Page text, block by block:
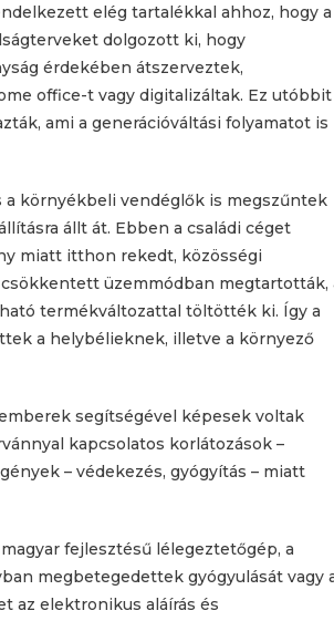
elég tartalékkal ahhoz, hogy a
dolgozott ki, hogy
érdekében átszerveztek,
office-t vagy digitalizáltak. Ez utóbbit
ami a generációváltási folyamatot is
a környékbeli vendéglők is megszűntek
állt át. Ebben a családi céget
miatt itthon rekedt, közösségi
üzemmódban megtartották,
termékváltozattal töltötték ki. Így a
a helybélieknek, illetve a környező
segítségével képesek voltak
kapcsolatos korlátozások –
– védekezés, gyógyítás – miatt
fejlesztésű lélegeztetőgép, a
megbetegedettek gyógyulását vagy
az elektronikus aláírás és